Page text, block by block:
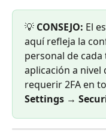
💡 CONSEJO: El
aquí refleja la
personal de
aplicación a nivel
requerir 2FA en
Settings →